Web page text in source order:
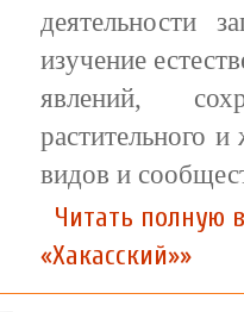
деятельности
изучение
явлений,
растительного
видов и
Читать полную
«Хакасский»»